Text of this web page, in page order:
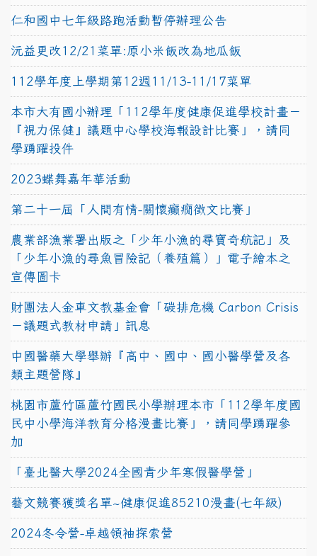
仁和國中七年級路跑活動暫停辦理公告
沅益更改12/21菜單:原小米飯改為地瓜飯
112學年度上學期第12週11/13-11/17菜單
本市大有國小辦理「112學年度健康促進學校計畫－
『視力保健』議題中心學校海報設計比賽」，請同
學踴躍投件
2023蝶舞嘉年華活動
第二十一屆「人間有情-關懷癲癇徵文比賽」
農業部漁業署出版之「少年小漁的尋寶奇航記」及
「少年小漁的尋魚冒險記（養殖篇）」電子繪本之
宣傳圖卡
財團法人金車文教基金會「碳排危機 Carbon Crisis
－議題式教材申請」訊息
中國醫藥大學舉辦『高中、國中、國小醫學營及各
類主題營隊』
桃園市蘆竹區蘆竹國民小學辦理本市「112學年度國
民中小學海洋教育分格漫畫比賽」，請同學踴躍參
加
「臺北醫大學2024全國青少年寒假醫學營」
藝文競賽獲獎名單~健康促進85210漫畫(七年級)
2024冬令營-卓越領袖探索營